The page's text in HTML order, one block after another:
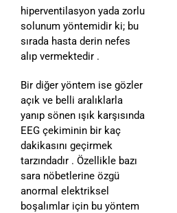
hiperventilasyon yada zorlu
solunum yöntemidir ki; bu
sırada hasta derin nefes
alıp vermektedir .
Bir diğer yöntem ise gözler
açık ve belli aralıklarla
yanıp sönen ışık karşısında
EEG çekiminin bir kaç
dakikasını geçirmek
tarzındadır . Özellikle bazı
sara nöbetlerine özgü
anormal elektriksel
boşalımlar için bu yöntem